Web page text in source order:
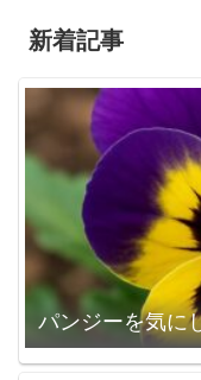
新着記事
パンジーを気に